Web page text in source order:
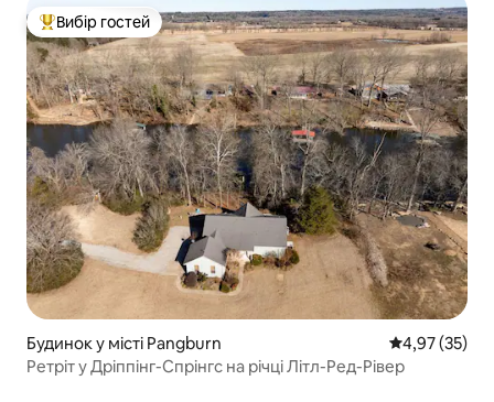
Топ вибір гостей
Вибір гостей
Будинок у місті Pangburn Середня
4,97 (35)
Ретріт у Дріппінг-Спрінгс на річці Літл-Ред-Рівер